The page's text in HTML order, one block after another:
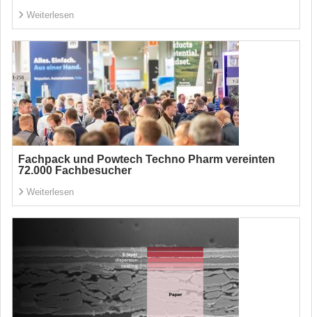
Weiterlesen
Fachpack und Powtech Techno Pharm vereinten
72.000 Fachbesucher
Weiterlesen